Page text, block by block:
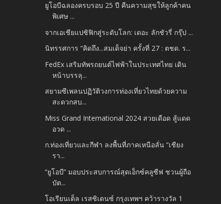
ยูโอบีฉลองครบรอบ 25 ปี คืนความสุขให้ลูกค้าคน
พิเศษ ...
จากเอเชียแปซิฟิกสู่ระดับโลก: เดอะ ลักชัวรี่ กรุ๊ป ...
นิทรรศการ “คิดถึง...สมเด็จย่า ครั้งที่ 27 : ตชด. ร...
FedEx เสริมทัพรถยนต์ไฟฟ้าในประเทศไทย เดิน
หน้าบรรลุ...
สยามซีเพลนปฏิวัติวงการท่องเที่ยวไทยด้วยความ
สะดวกสบ...
Miss Grand International 2024 สวยเดือด สู้แดด
อวด ...
ก.ท่องเที่ยวและกีฬา ลงพื้นที่ภาคเหนือลั่น “เชียง
รา...
“ยูโอบี” มอบประสบการณ์สุดเอ็กซ์คลูซีฟ ชวนผู้ถือ
บัต...
โอเรียนเต็ล เรสซิเดนซ์ กรุงเทพฯ คว้ารางวัล 1